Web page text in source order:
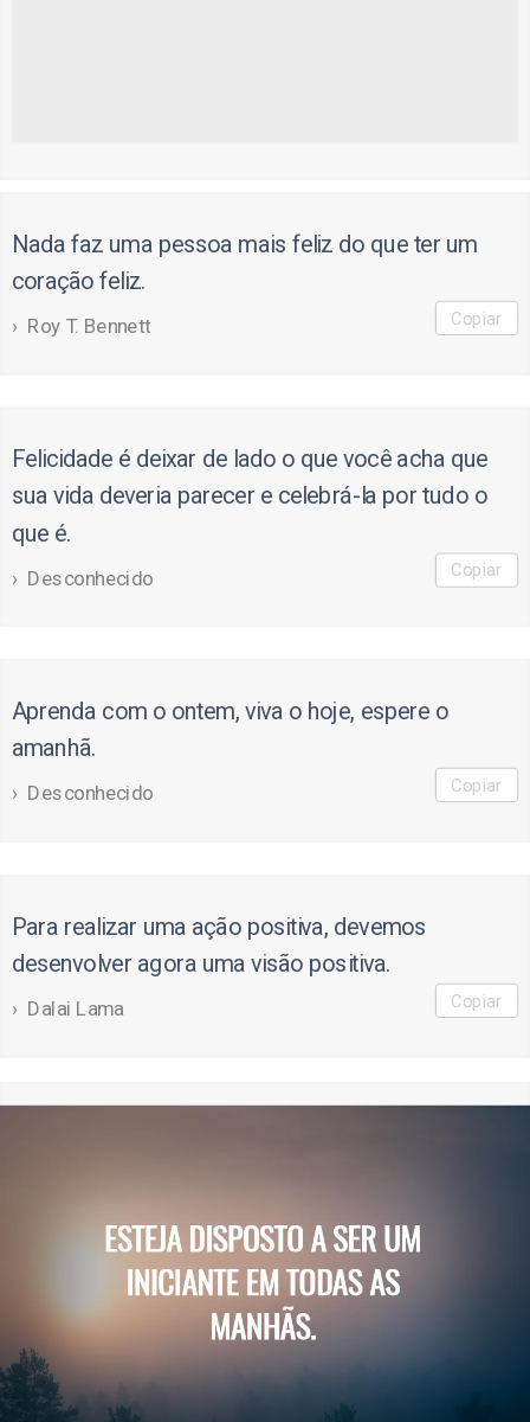
Nada faz uma pessoa mais feliz do que ter um
coração feliz.
Roy T. Bennett Copiar
Felicidade é deixar de lado o que você acha que
sua vida deveria parecer e celebrá-la por tudo o
que é.
Desconhecido Copiar
Aprenda com o ontem, viva o hoje, espere o
amanhã.
Desconhecido Copiar
Para realizar uma ação positiva, devemos
desenvolver agora uma visão positiva.
Dalai Lama Copiar